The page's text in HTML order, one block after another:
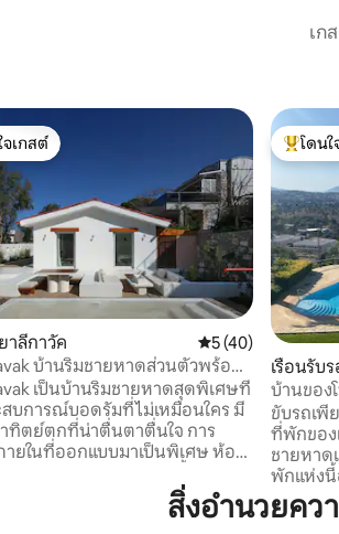
เก
กสต์ที่สุด
จเกสต์
าลีกาวัค คะแนนเฉลี่ย 5 จาก
5 (40)
บ้านริมชายหาดส่วนตัวพร้อม
ทิตย์ตกเป็นบ้านริมชายหาดสุดพิเศษที่
บการณ์บอดรัมที่ไม่เหมือนใคร มี
ทิตย์ตกที่น่าตื่นตาตื่นใจ การ
ยในที่ออกแบบมาเป็นพิเศษ ห้อง
รับการพักผ่อน บ้านหลังนี้ตั้งอยู่บน
ายฝั่งในระยะเดินเล่นถึงท่าเรือยาลี
โดนใจ
โดนใ
เรือนรับ
บ้านของ
ขับรถเพี
ที่พักของ
ชายหาด
พักแห่งนี้
ปลอดภัย
โอลิมปิก
สิ่งอำนวยคว